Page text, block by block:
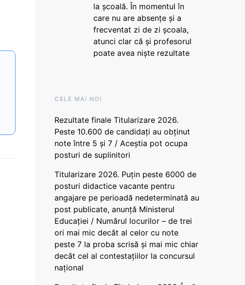
la școală. În momentul în
care nu are absențe și a
frecventat zi de zi școala,
atunci clar că și profesorul
poate avea niște rezultate
CELE MAI NOI
Rezultate finale Titularizare 2026.
Peste 10.600 de candidați au obținut
note între 5 și 7 / Aceștia pot ocupa
posturi de suplinitori
Titularizare 2026. Puțin peste 6000 de
posturi didactice vacante pentru
angajare pe perioadă nedeterminată au
post publicate, anunță Ministerul
Educației / Numărul locurilor – de trei
ori mai mic decât al celor cu note
peste 7 la proba scrisă și mai mic chiar
decât cel al contestațiilor la concursul
național